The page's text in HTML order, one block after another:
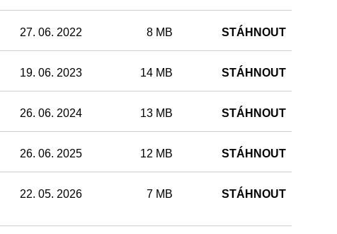
27. 06. 2022 8 MB STÁHNOUT
19. 06. 2023 14 MB STÁHNOUT
26. 06. 2024 13 MB STÁHNOUT
26. 06. 2025 12 MB STÁHNOUT
22. 05. 2026 7 MB STÁHNOUT